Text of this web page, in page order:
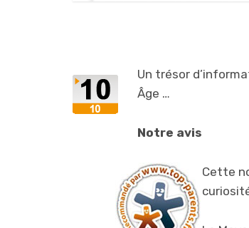
Un trésor
Âge …
Notre avis
Cette